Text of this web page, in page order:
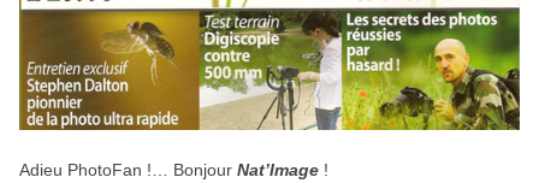
Adieu PhotoFan !… Bonjour Nat’Image!